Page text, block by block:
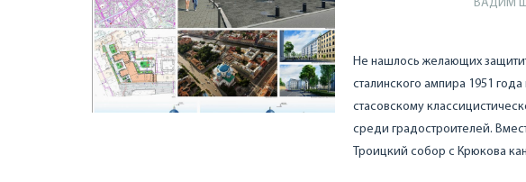
ВАДИМ
Не нашлось желающих
сталинского ампира 1951
стасовскому
среди градостроителей.
Троицкий собор с Крюкова